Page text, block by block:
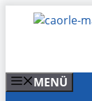
Inhalt
MENÜ